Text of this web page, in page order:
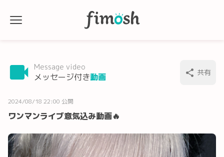
Message video
メッセージ付き動画 共有
2024/08/18 22:00 公開
ワンマンライブ意気込み動画🔥